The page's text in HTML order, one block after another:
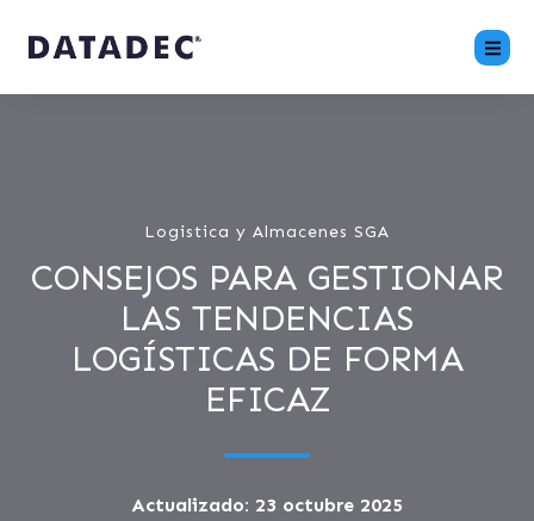
Logistica y Almacenes SGA
CONSEJOS PARA GESTIONAR
LAS TENDENCIAS
LOGÍSTICAS DE FORMA
EFICAZ
Actualizado: 23 octubre 2025